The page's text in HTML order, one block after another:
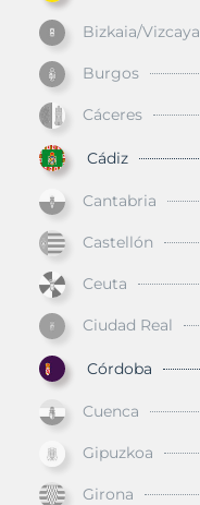
Bizkaia/Vizcaya
Burgos
Cáceres
Cádiz
Cantabria
Castellón
Ceuta
Ciudad Real
Córdoba
Cuenca
Gipuzkoa
Girona